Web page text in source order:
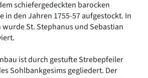
schiefergedeckten barocken
in den Jahren 1755-57 aufgestockt. In
St. Stephanus und Sebastian
ist durch gestufte Strebepfeiler
Sohlbankgesims gegliedert. Der